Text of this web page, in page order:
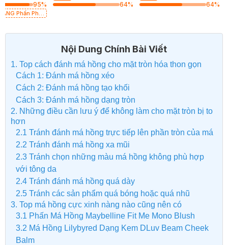
95%
Phấn Phủ
64%
64%
Nội Dung Chính Bài Viết
1. Top cách đánh má hồng cho mặt tròn hóa thon gọn
Cách 1: Đánh má hồng xéo
Cách 2: Đánh má hồng tạo khối
Cách 3: Đánh má hồng dạng tròn
2. Những điều cần lưu ý để không làm cho mặt tròn bị to
hơn
2.1 Tránh đánh má hồng trực tiếp lên phần tròn của má
2.2 Tránh đánh má hồng xa mũi
2.3 Tránh chọn những màu má hồng không phù hợp
với tông da
2.4 Tránh đánh má hồng quá dày
2.5 Tránh các sản phẩm quá bóng hoặc quá nhũ
3. Top má hồng cực xinh nàng nào cũng nên có
3.1 Phấn Má Hồng Maybelline Fit Me Mono Blush
3.2 Má Hồng Lilybyred Dạng Kem DLuv Beam Cheek
Balm